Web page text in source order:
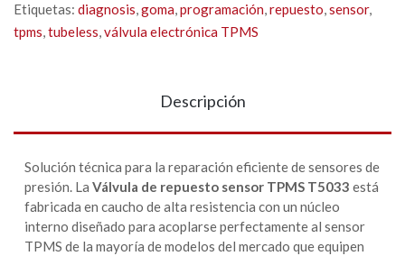
Etiquetas: diagnosis,goma,programación,repuesto,sensor,
tpms,tubeless,válvula electrónica TPMS
Descripción
Solución técnica para la reparación eficiente de sensores de
presión. La Válvula de repuesto sensor TPMS T5033 está
fabricada en caucho de alta resistencia con un núcleo
interno diseñado para acoplarse perfectamente al sensor
TPMS de la mayoría de modelos del mercado que equipen